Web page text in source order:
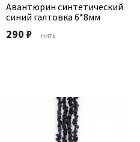
Авантюрин синтетический
синий галтовка 6*8мм
290 ₽ нить